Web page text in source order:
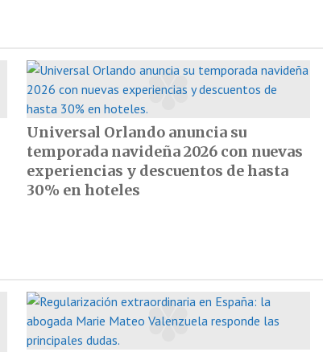
Universal Orlando anuncia su
temporada navideña 2026 con nuevas
experiencias y descuentos de hasta
30% en hoteles